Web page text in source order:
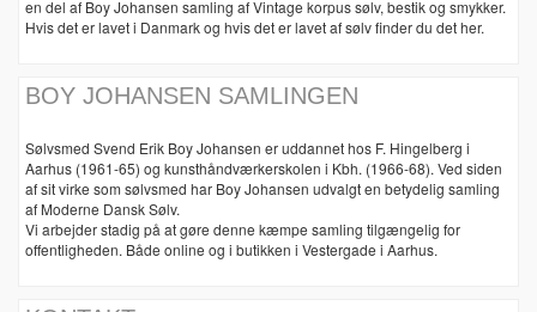
en del af Boy Johansen samling af Vintage korpus sølv, bestik og smykker.
Hvis det er lavet i Danmark og hvis det er lavet af sølv finder du det her.
BOY JOHANSEN SAMLINGEN
Sølvsmed Svend Erik Boy Johansen er uddannet hos F. Hingelberg i
Aarhus (1961-65) og kunsthåndværkerskolen i Kbh. (1966-68). Ved siden
af sit virke som sølvsmed har Boy Johansen udvalgt en betydelig samling
af Moderne Dansk Sølv.
Vi arbejder stadig på at gøre denne kæmpe samling tilgængelig for
offentligheden. Både online og i butikken i Vestergade i Aarhus.